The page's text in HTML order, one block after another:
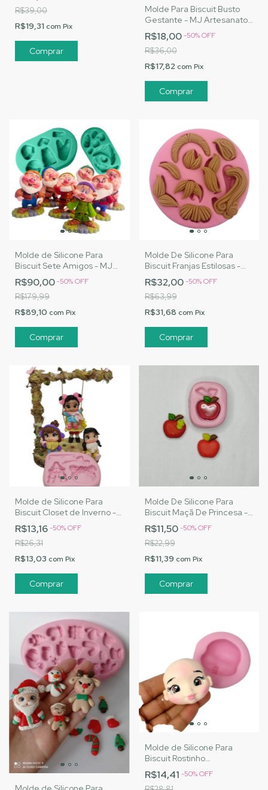
R$39,00
R$19,31 com Pix
Molde Para Biscuit Busto
Gestante - MJ Artesanatos
|Cód. 1600
R$18,00-50%OFF
R$36,00
R$17,82 com Pix
Molde de Silicone Para
Biscuit Sete Amigos - MJ
Artesanatos |Cód. 3045
R$90,00-50%OFF
R$179,99
R$89,10 com Pix
Molde De Silicone Para
Biscuit Franjas Estilosas -
MJ Artesanatos |Cód. 3121
R$32,00-50%OFF
R$63,99
R$31,68 com Pix
Molde de Silicone Para
Biscuit Closet de Inverno -
MJ Artesanatos |Cód. 3085
R$13,16-50%OFF
R$26,31
R$13,03 com Pix
Molde De Silicone Para
Biscuit Maçã De Princesa -
MJ Artesanatos |Cód. 3193
R$11,50-50%OFF
R$22,99
R$11,39 com Pix
Molde de Silicone Para
Biscuit Rostinho
Personalizado M - MJ
Artesanatos |Cód. 3059
R$14,41 -50%OFF